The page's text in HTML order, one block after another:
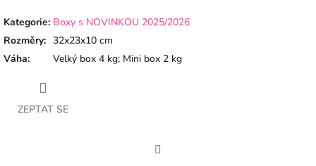
Kategorie: Boxy s NOVINKOU 2025/2026
Rozměry: 32x23x10 cm
Váha: Velký box 4 kg; Mini box 2 kg
ZEPTAT SE